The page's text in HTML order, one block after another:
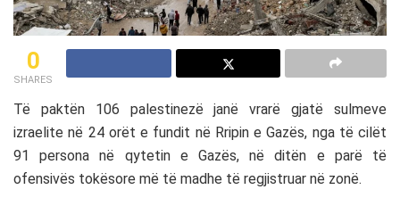
0
SHARES
Të paktën 106 palestinezë janë vrarë gjatë sulmeve
izraelite në 24 orët e fundit në Rripin e Gazës, nga të cilët
91 persona në qytetin e Gazës, në ditën e parë të
ofensivës tokësore më të madhe të regjistruar në zonë.